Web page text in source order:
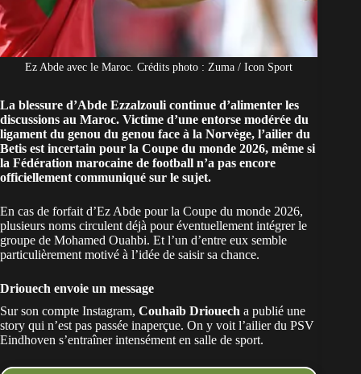
Ez Abde avec le Maroc. Crédits photo : Zuma / Icon Sport
La blessure d’Abde Ezzalzouli continue d’alimenter les
discussions au Maroc. Victime d’une entorse modérée du
ligament du genou du genou face à la Norvège, l’ailier du
Betis est incertain pour la Coupe du monde 2026, même si
la Fédération marocaine de football n’a pas encore
officiellement communiqué sur le sujet.
En cas de forfait d’Ez Abde pour la Coupe du monde 2026,
plusieurs noms circulent déjà pour éventuellement intégrer le
groupe de Mohamed Ouahbi. Et l’un d’entre eux semble
particulièrement motivé à l’idée de saisir sa chance.
Driouech envoie un message
Sur son compte Instagram, Couhaib Driouech a publié une
story qui n’est pas passée inaperçue. On y voit l’ailier du PSV
Eindhoven s’entraîner intensément en salle de sport.